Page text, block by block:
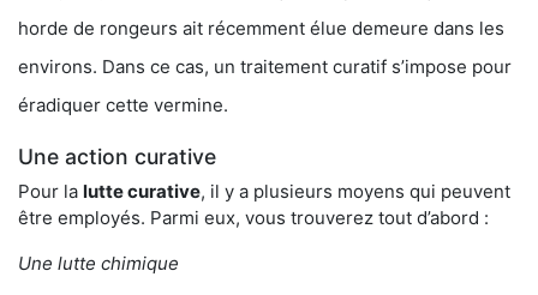
horde de rongeurs ait récemment élue demeure dans les
environs. Dans ce cas, un traitement curatif s’impose pour
éradiquer cette vermine.
Une action curative
Pour la lutte curative, il y a plusieurs moyens qui peuvent
être employés. Parmi eux, vous trouverez tout d’abord :
Une lutte chimique